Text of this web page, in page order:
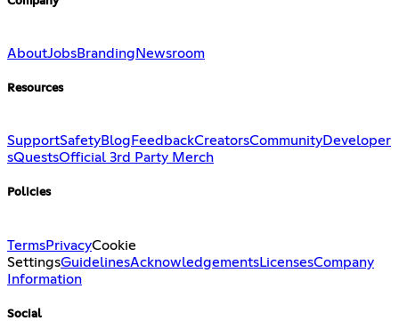
AboutJobsBranding Newsroom
Resources
SupportSafetyBlog FeedbackCreatorsCommunityDeveloper
sQuestsOfficial 3rd Party Merch
Policies
TermsPrivacyCookie
SettingsGuidelinesAcknowledgementsLicensesCompany
Information
Social